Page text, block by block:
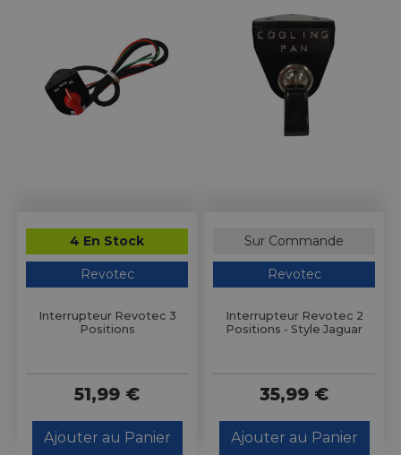
4 En Stock
Revotec
Interrupteur Revotec 3
Positions
51,99 €
Ajouter au Panier
Sur Commande
Revotec
Interrupteur Revotec 2
Positions - Style Jaguar
35,99 €
Ajouter au Panier